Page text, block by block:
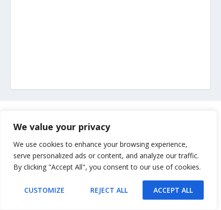
We value your privacy
We use cookies to enhance your browsing experience,
serve personalized ads or content, and analyze our traffic.
By clicking "Accept All", you consent to our use of cookies.
CUSTOMIZE REJECT ALL ACCEPT ALL
Impressum
Uvjeti korištenja
Kontakt